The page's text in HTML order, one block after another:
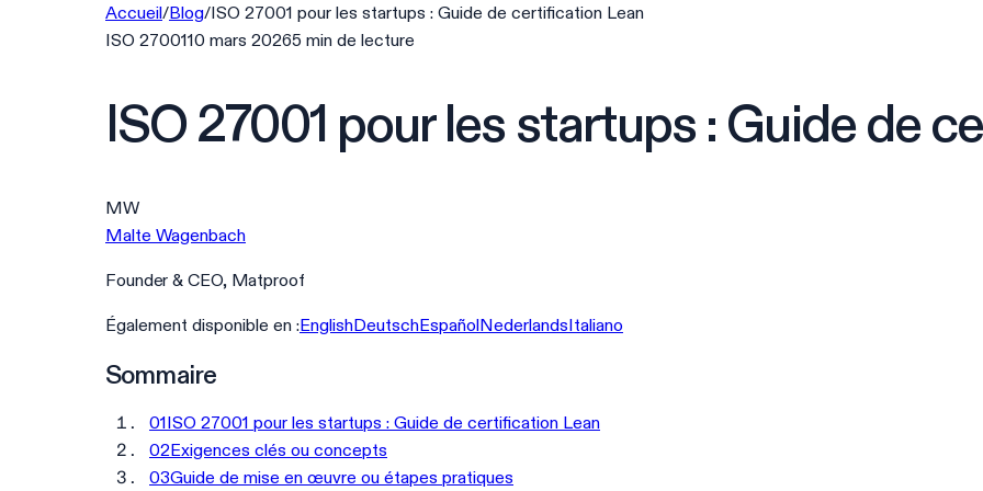
Accueil/Blog/ISO 27001 pour les startups : Guide de certification Lean
ISO 2700110 mars 20265 min de lecture
ISO 27001 pour les startups : Guide de
MW
Malte Wagenbach
Founder & CEO, Matproof
Également disponible en :EnglishDeutschEspañolNederlandsItaliano
Sommaire
01ISO 27001 pour les startups : Guide de certification Lean
02Exigences clés ou concepts
03Guide de mise en œuvre ou étapes pratiques